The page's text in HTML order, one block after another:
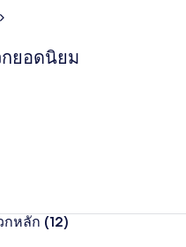
ยอดนิยม
กหลัก (12)